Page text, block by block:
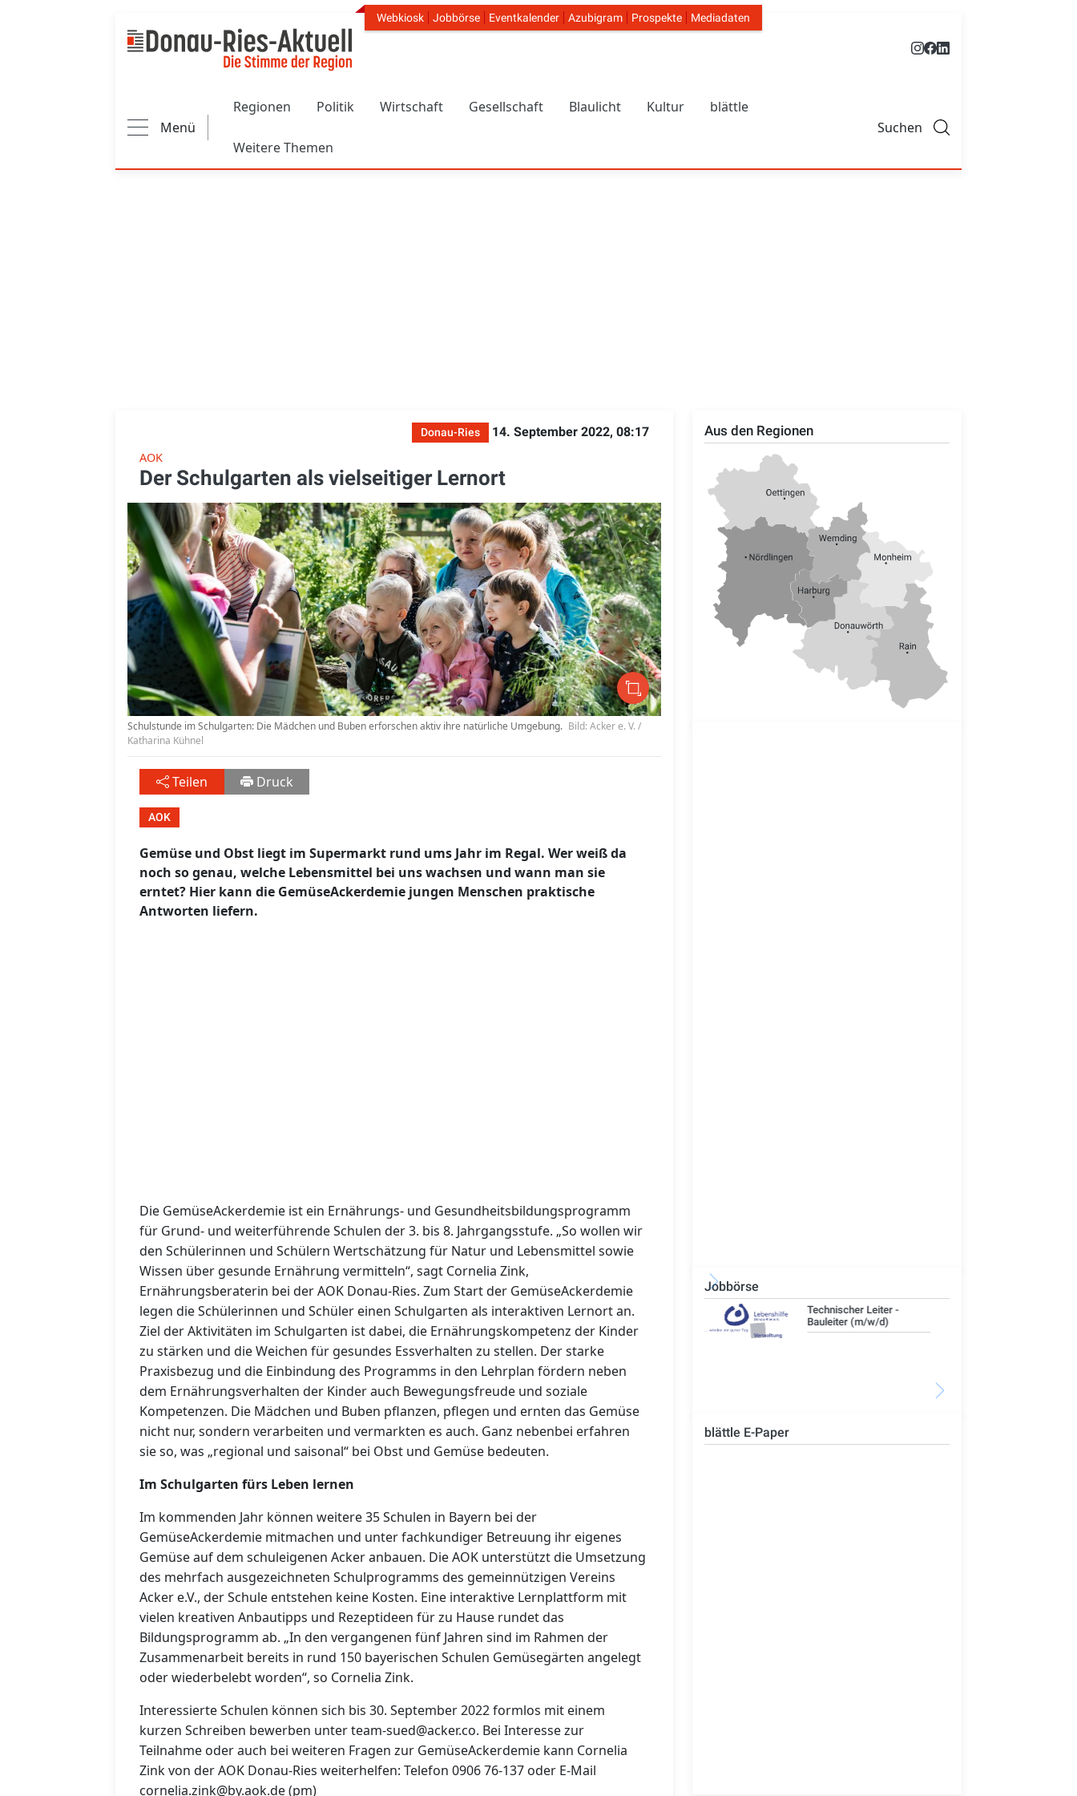
Header Navigation
Webkiosk Jobbörse Eventkalender Azubigram Prospekte Mediadaten
Menü
Regionen Politik Wirtschaft Gesellschaft Blaulicht Kultur blättle
Weitere Themen
Suchen
Donau-Ries
14. September 2022, 08:17
AOK
Der Schulgarten als vielseitiger Lernort
Schulstunde im Schulgarten: Die Mädchen und Buben erforschen aktiv ihre natürliche Umgebung. Bild: Acker e. V. /
Katharina Kühnel
Teilen Druck
AOK
Gemüse und Obst liegt im Supermarkt rund ums Jahr im Regal. Wer weiß da
noch so genau, welche Lebensmittel bei uns wachsen und wann man sie
erntet? Hier kann die GemüseAckerdemie jungen Menschen praktische
Antworten liefern.
Die GemüseAckerdemie ist ein Ernährungs- und Gesundheitsbildungsprogramm
für Grund- und weiterführende Schulen der 3. bis 8. Jahrgangsstufe. „So wollen wir
den Schülerinnen und Schülern Wertschätzung für Natur und Lebensmittel sowie
Wissen über gesunde Ernährung vermitteln“, sagt Cornelia Zink,
Ernährungsberaterin bei der AOK Donau-Ries. Zum Start der GemüseAckerdemie
legen die Schülerinnen und Schüler einen Schulgarten als interaktiven Lernort an.
Ziel der Aktivitäten im Schulgarten ist dabei, die Ernährungskompetenz der Kinder
zu stärken und die Weichen für gesundes Essverhalten zu stellen. Der starke
Praxisbezug und die Einbindung des Programms in den Lehrplan fördern neben
dem Ernährungsverhalten der Kinder auch Bewegungsfreude und soziale
Kompetenzen. Die Mädchen und Buben pflanzen, pflegen und ernten das Gemüse
nicht nur, sondern verarbeiten und vermarkten es auch. Ganz nebenbei erfahren
sie so, was „regional und saisonal“ bei Obst und Gemüse bedeuten.
Im Schulgarten fürs Leben lernen
Im kommenden Jahr können weitere 35 Schulen in Bayern bei der
GemüseAckerdemie mitmachen und unter fachkundiger Betreuung ihr eigenes
Gemüse auf dem schuleigenen Acker anbauen. Die AOK unterstützt die Umsetzung
des mehrfach ausgezeichneten Schulprogramms des gemeinnützigen Vereins
Acker e.V., der Schule entstehen keine Kosten. Eine interaktive Lernplattform mit
vielen kreativen Anbautipps und Rezeptideen für zu Hause rundet das
Bildungsprogramm ab. „In den vergangenen fünf Jahren sind im Rahmen der
Zusammenarbeit bereits in rund 150 bayerischen Schulen Gemüsegärten angelegt
oder wiederbelebt worden“, so Cornelia Zink.
Interessierte Schulen können sich bis 30. September 2022 formlos mit einem
kurzen Schreiben bewerben unter team-sued@acker.co. Bei Interesse zur
Teilnahme oder auch bei weiteren Fragen zur GemüseAckerdemie kann Cornelia
Zink von der AOK Donau-Ries weiterhelfen: Telefon 0906 76-137 oder E-Mail
cornelia.zink@by.aok.de (pm)
Aus den Regionen
Jobbörse
Technischer Leiter -
IT-Administrator (m/w/d)
blättle E-Paper